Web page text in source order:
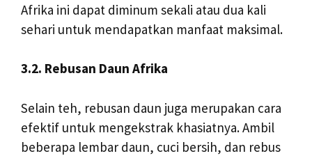
Afrika ini dapat diminum sekali atau dua kali
sehari untuk mendapatkan manfaat maksimal.
3.2. Rebusan Daun Afrika
Selain teh, rebusan daun juga merupakan cara
efektif untuk mengekstrak khasiatnya. Ambil
beberapa lembar daun, cuci bersih, dan rebus